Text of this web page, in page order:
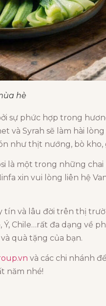
hè
sự phức hợp trong
và Syrah sẽ làm hài
như thịt nướng, bò kho,
là một trong những
xin vui lòng liên hệ
và lâu đời trên thị
Chile…rất đa dạng về
quà tặng của bạn.
và các chi nhánh
năm nhé!